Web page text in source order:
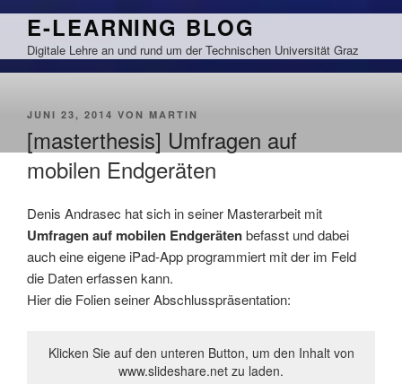
Zum
springen
E-LEARNING BLOG
Digitale Lehre an und rund um der Technischen Universität Graz
VERÖFFENTLICHT
JUNI 23, 2014 VON MARTIN
[masterthesis] Umfragen auf
mobilen Endgeräten
Denis Andrasec hat sich in seiner Masterarbeit mit
Umfragen auf mobilen Endgerätenbefasst und dabei
auch eine eigene iPad-App programmiert mit der im Feld
die Daten erfassen kann.
Hier die Folien seiner Abschlusspräsentation:
Klicken Sie auf den unteren Button, um den Inhalt von
www.slideshare.net zu laden.